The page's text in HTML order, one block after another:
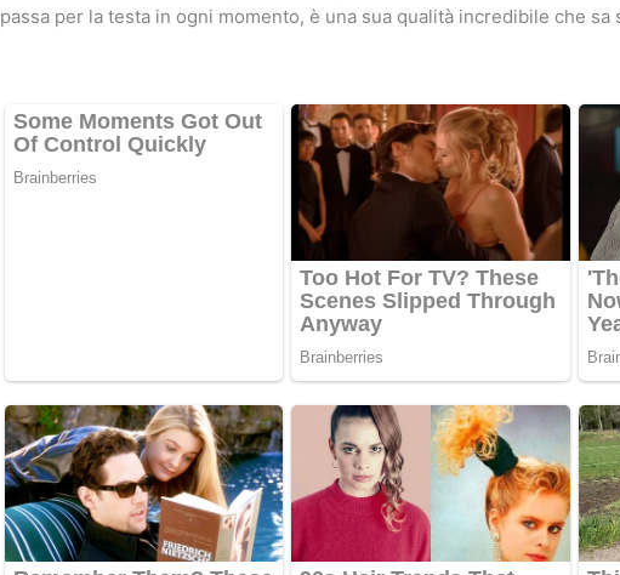
passa per la testa in ogni momento, è una sua qualità incredibile che